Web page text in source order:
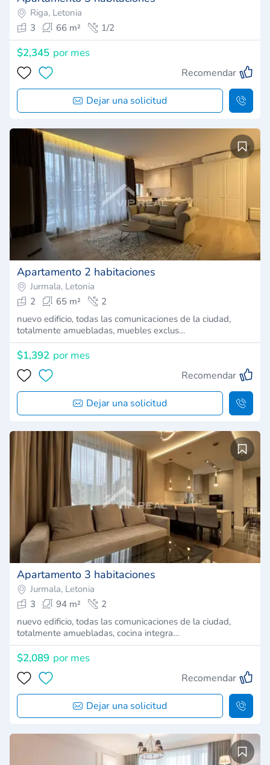
Riga, Letonia
3
66 m² 1/2
$2,345 por mes
Recomendar
Dejar una solicitud
Apartamento 2 habitaciones
Jurmala, Letonia
2
65 m²
2
nuevo edificio, todas las comunicaciones de la ciudad,
totalmente amuebladas, muebles exclus…
$1,392 por mes
Recomendar
Dejar una solicitud
Apartamento 3 habitaciones
Jurmala, Letonia
3
94 m²
2
nuevo edificio, todas las comunicaciones de la ciudad,
totalmente amuebladas, cocina integra…
$2,089 por mes
Recomendar
Dejar una solicitud